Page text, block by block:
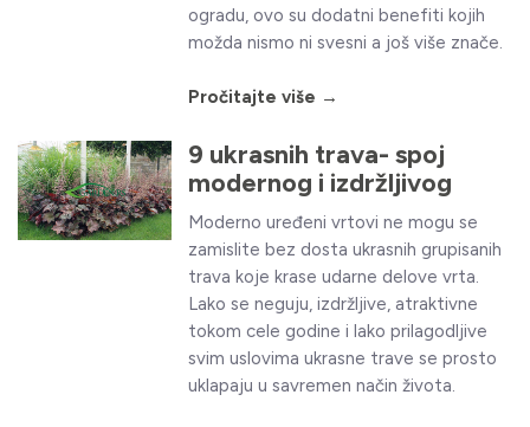
ogradu, ovo su dodatni benefiti kojih
možda nismo ni svesni a još više znače.
Pročitajte više →
9 ukrasnih trava- spoj
modernog i izdržljivog
Moderno uređeni vrtovi ne mogu se
zamislite bez dosta ukrasnih grupisanih
trava koje krase udarne delove vrta.
Lako se neguju, izdržljive, atraktivne
tokom cele godine i lako prilagodljive
svim uslovima ukrasne trave se prosto
uklapaju u savremen način života.